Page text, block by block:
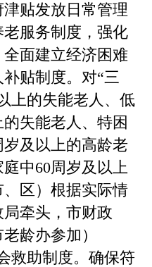
贴发放日常管理
服务制度，强化
面建立经济困难
贴制度。对“三
上的失能老人、低
失能老人、特困
岁及以上的高龄老
中60周岁及以上
区）根据实际情
牵头，市财政
龄办参加）
救助制度。确保符